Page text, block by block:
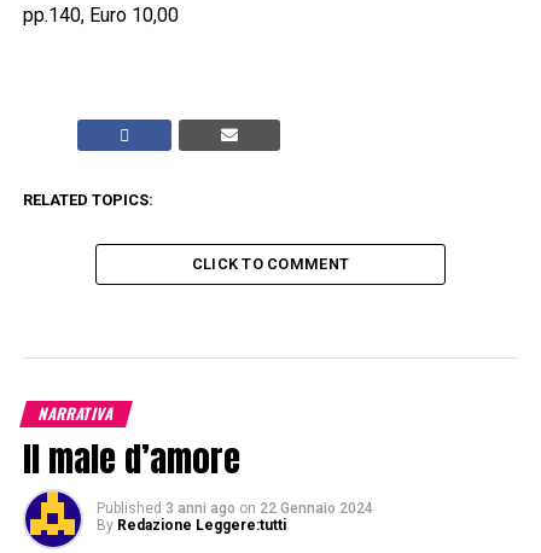
pp.140, Euro 10,00
RELATED TOPICS:
CLICK TO COMMENT
NARRATIVA
Il male d’amore
Published 3 anni ago on 22 Gennaio 2024
By Redazione Leggere:tutti